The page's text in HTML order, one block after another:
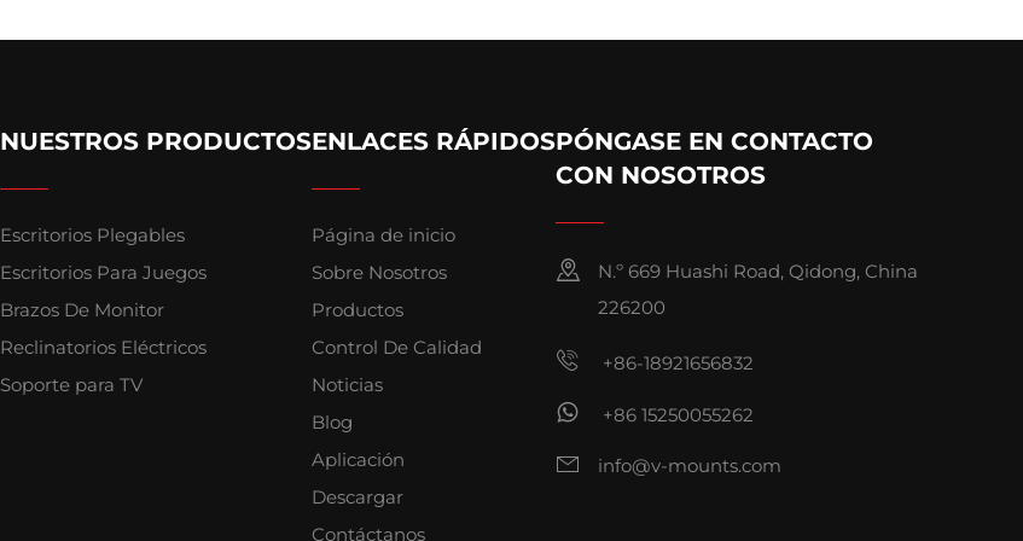
NUESTROS PRODUCTOS
Escritorios Plegables
Escritorios Para Juegos
Brazos De Monitor
Reclinatorios Eléctricos
Soporte para TV
ENLACES RÁPIDOS
Página de inicio
Sobre Nosotros
Productos
Control De Calidad
Noticias
Blog
Aplicación
Descargar
Contáctanos
PÓNGASE EN CONTACTO
CON NOSOTROS
N.º 669 Huashi Road, Qidong, China
226200
+86-18921656832
+86 15250055262
info@v-mounts.com